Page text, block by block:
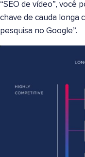
“SEO de vídeo”, você
chave de cauda longa
pesquisa no Google”.